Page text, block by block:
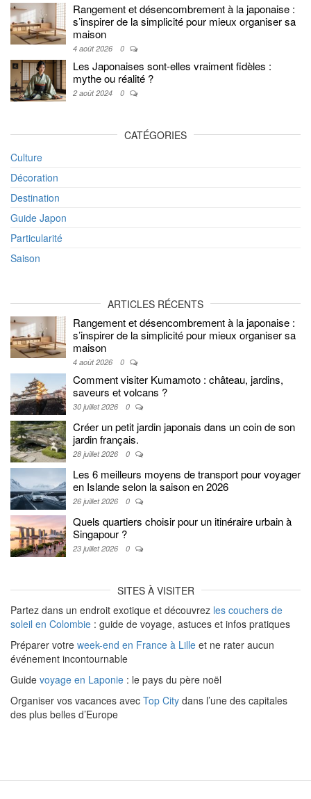
Rangement et désencombrement à la japonaise :
s’inspirer de la simplicité pour mieux organiser sa
maison
4 août 2026 0
Les Japonaises sont-elles vraiment fidèles :
mythe ou réalité ?
2 août 2024 0
CATÉGORIES
Culture
Décoration
Destination
Guide Japon
Particularité
Saison
ARTICLES RÉCENTS
Rangement et désencombrement à la japonaise :
s’inspirer de la simplicité pour mieux organiser sa
maison
4 août 2026 0
Comment visiter Kumamoto : château, jardins,
saveurs et volcans ?
30 juillet 2026 0
Créer un petit jardin japonais dans un coin de son
jardin français.
28 juillet 2026 0
Les 6 meilleurs moyens de transport pour voyager
en Islande selon la saison en 2026
26 juillet 2026 0
Quels quartiers choisir pour un itinéraire urbain à
Singapour ?
23 juillet 2026 0
SITES À VISITER
Partez dans un endroit exotique et découvrez les couchers de
soleil en Colombie : guide de voyage, astuces et infos pratiques
Préparer votre week-end en France à Lille et ne rater aucun
événement incontournable
Guide voyage en Laponie : le pays du père noël
Organiser vos vacances avec Top City dans l’une des capitales
des plus belles d’Europe